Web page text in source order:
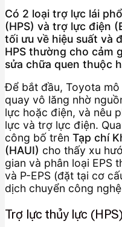
Có 2 loại trợ lực lái
(HPS) và trợ lực điện
tối ưu về hiệu suất và
HPS thường cho cảm
sửa chữa quen thuộc
Để bắt đầu, Toyota
quay vô lăng nhờ
lực hoặc điện, và nêu
lực và trợ lực điện.
công bố trên Tạp chí
(HAUI) cho thấy xu
gian và phân loại EPS
và P-EPS (đặt tại cơ
dịch chuyển công
Trợ lực thủy lực